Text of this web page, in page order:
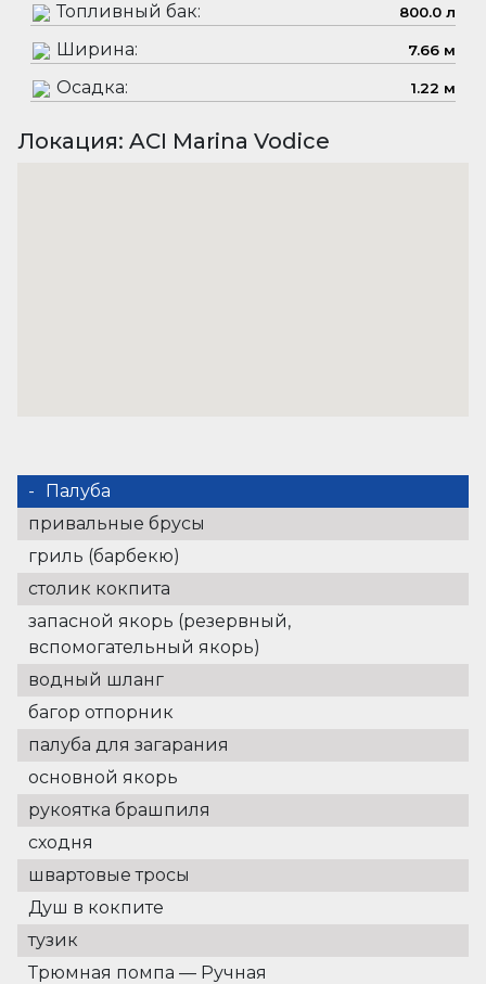
Топливный бак: 800.0 л
Ширина: 7.66 м
Осадка: 1.22 м
Локация: ACI Marina Vodice
Палуба
привальные брусы
гриль (барбекю)
столик кокпита
запасной якорь (резервный,
вспомогательный якорь)
водный шланг
багор отпорник
палуба для загарания
основной якорь
рукоятка брашпиля
сходня
швартовые тросы
Душ в кокпите
тузик
Трюмная помпа — Pучная